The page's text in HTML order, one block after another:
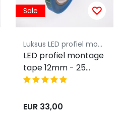
Sale
Luksus LED profiel montageklem
LED profiel montage
tape 12mm - 25
meter
EUR 33,00